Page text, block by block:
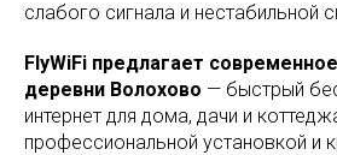
слабого сигнала и нестабильной
FlyWiFi предлагает
деревни Волохово — быстрый
интернет для дома, дачи и
профессиональной установкой и